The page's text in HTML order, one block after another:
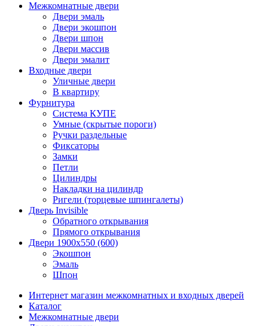
Межкомнатные двери
Двери эмаль
Двери экошпон
Двери шпон
Двери массив
Двери эмалит
Входные двери
Уличные двери
В квартиру
Фурнитура
Система КУПЕ
Умные (скрытые пороги)
Ручки раздельные
Фиксаторы
Замки
Петли
Цилиндры
Накладки на цилиндр
Ригели (торцевые шпингалеты)
Дверь Invisible
Обратного открывания
Прямого открывания
Двери 1900х550 (600)
Экошпон
Эмаль
Шпон
Интернет магазин межкомнатных и входных дверей
Каталог
Межкомнатные двери